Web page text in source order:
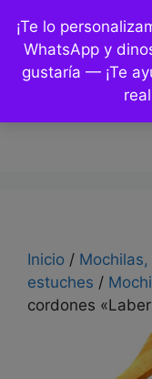
¡Te lo
WhatsApp y
gustaría — ¡Te
contenido
Inicio /
estuches /
cordones